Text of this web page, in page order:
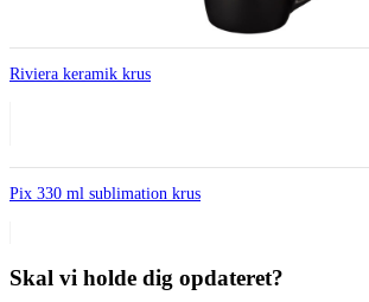
Riviera keramik krus
Pix 330 ml sublimation krus
Skal vi holde dig opdateret?